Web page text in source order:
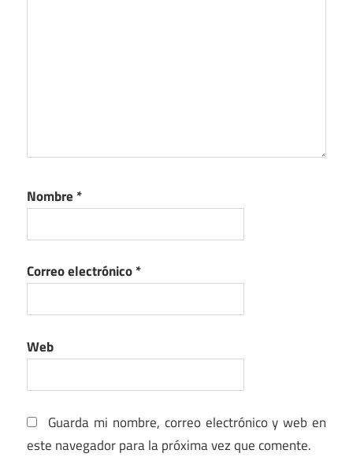
Nombre *
Correo electrónico*
Web
Guarda mi nombre, correo electrónico y web en
este navegador para la próxima vez que comente.